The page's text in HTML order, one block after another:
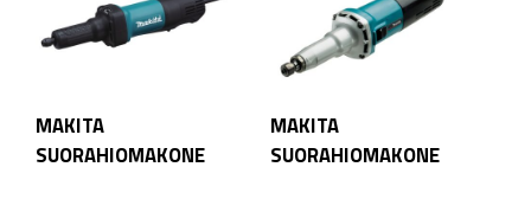
MAKITA
SUORAHIOMAKONE
MAKITA
SUORAHIOMAKONE